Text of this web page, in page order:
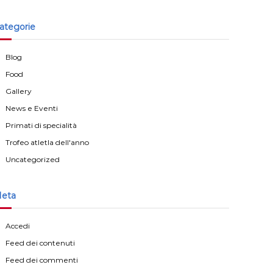
Blog
Food
Gallery
News e Eventi
Primati di specialità
Trofeo atletla dell'anno
Uncategorized
Accedi
Feed dei contenuti
Feed dei commenti